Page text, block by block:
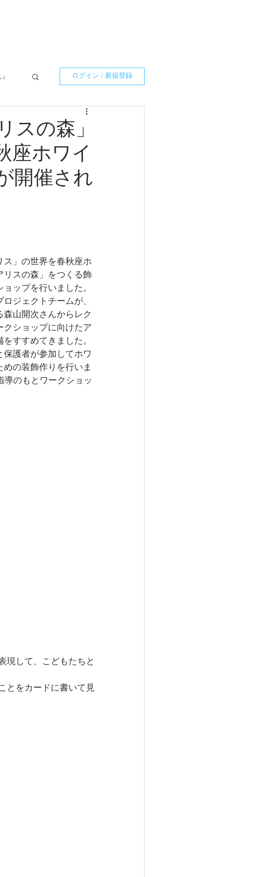
ログイン / 新規登録
スの森」
座ホワイ
開催され
ス」の世界を春秋座ホ
リスの森」をつくる飾
ップを行いました。
ジェクトチームが、
山開次さんからレク
クショップに向けたア
すすめてきました。
護者が参加してホワ
の装飾作りを行いま
導のもとワークショッ
現して、こどもたちと
とをカードに書いて見